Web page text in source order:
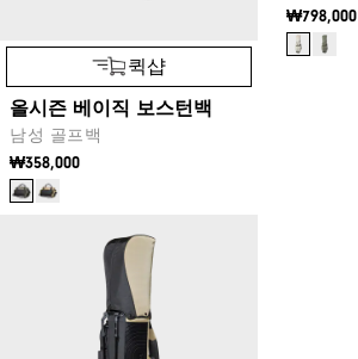
퀵샵
올시즌 베이직 보스턴백
남성 골프백
₩358,000
₩798,000